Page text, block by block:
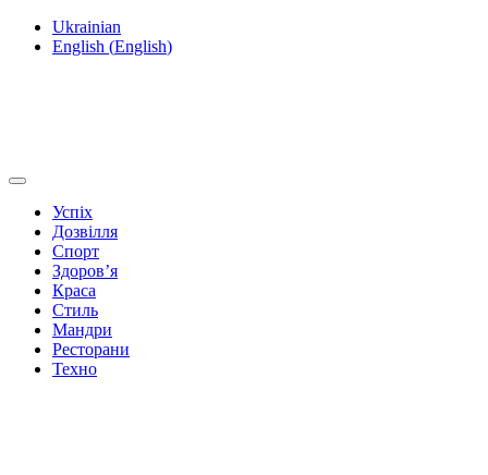
Ukrainian
English (English)
Успіх
Дозвілля
Спорт
Здоров’я
Краса
Стиль
Мандри
Ресторани
Техно